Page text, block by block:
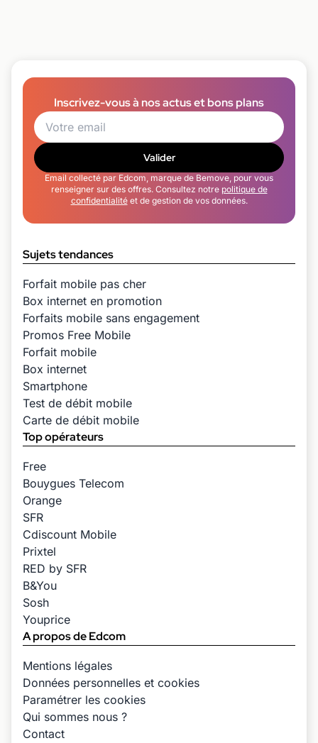
Inscrivez-vous à nos actus et bons plans
Valider
Email collecté par Edcom, marque de Bemove, pour vous
renseigner sur des offres. Consultez notre politique de
confidentialitéet de gestion de vos données.
Sujets tendances
Forfait mobile pas cher
Box internet en promotion
Forfaits mobile sans engagement
Promos Free Mobile
Forfait mobile
Box internet
Smartphone
Test de débit mobile
Carte de débit mobile
Top opérateurs
Free
Bouygues Telecom
Orange
SFR
Cdiscount Mobile
Prixtel
RED by SFR
B&You
Sosh
Youprice
A propos de Edcom
Mentions légales
Données personnelles et cookies
Paramétrer les cookies
Qui sommes nous ?
Contact